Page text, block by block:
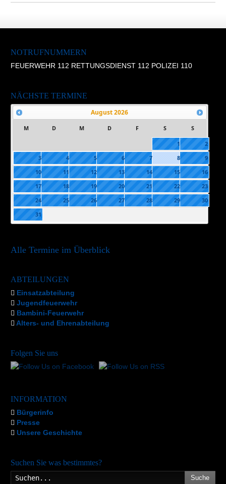
NOTRUFNUMMERN
FEUERWEHR 112 RETTUNGSDIENST 112 POLIZEI 110
NÄCHSTE TERMINE
August2026
M D M D F S S
1
2
3
4 5 6 7 8
9
10
11 12 13 14 15
16
17
18 19 20 21 22
23
24
25 26 27 28 29
30
31
Alle Termine im Überblick
ABTEILUNGEN
Einsatzabteilung
Jugendfeuerwehr
Bambini-Feuerwehr
Alters- und Ehrenabteilung
Folgen Sie uns
INFORMATION
Bürgerinfo
Presse
Unsere Geschichte
Suchen Sie was bestimmtes?
Suche